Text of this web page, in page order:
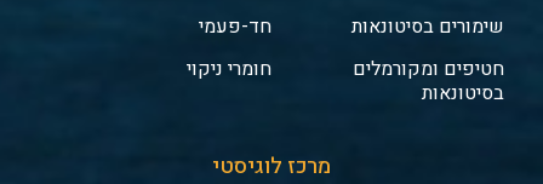
שימורים בסיטונאות
חטיפים ומקורמלים
בסיטונאות
חד-פעמי
חומרי ניקוי
מרכז לוגיסטי